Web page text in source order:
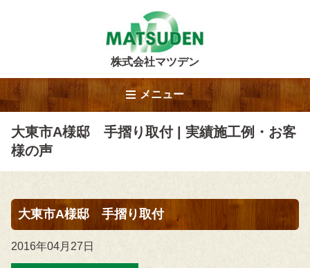
株式会社マツデン
メニュー
大東市A様邸 手摺り取付 | 実績施工例・お客
様の声
大東市A様邸 手摺り取付
2016年04月27日